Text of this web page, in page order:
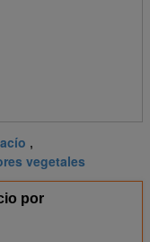
,
vegetales
por